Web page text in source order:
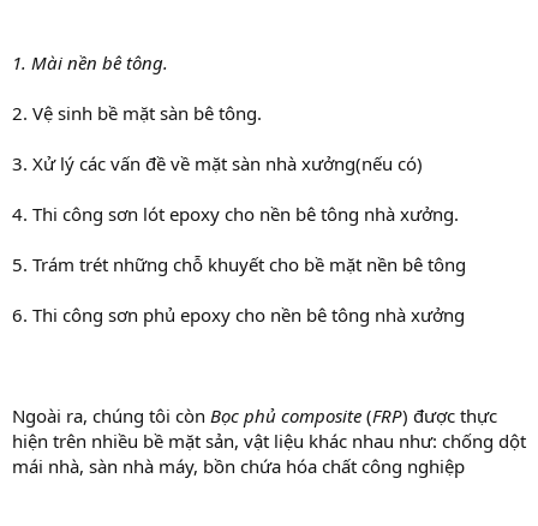
1. Mài nền bê tông.
2. Vệ sinh bề mặt sàn bê tông.
3. Xử lý các vấn đề về mặt sàn nhà xưởng(nếu có)
4. Thi công sơn lót epoxy cho nền bê tông nhà xưởng.
5. Trám trét những chỗ khuyết cho bề mặt nền bê tông
6. Thi công sơn phủ epoxy cho nền bê tông nhà xưởng
Ngoài ra, chúng tôi còn Bọc phủ composite (FRP) được thực
hiện trên nhiều bề mặt sản, vật liệu khác nhau như: chống dột
mái nhà, sàn nhà máy, bồn chứa hóa chất công nghiệp